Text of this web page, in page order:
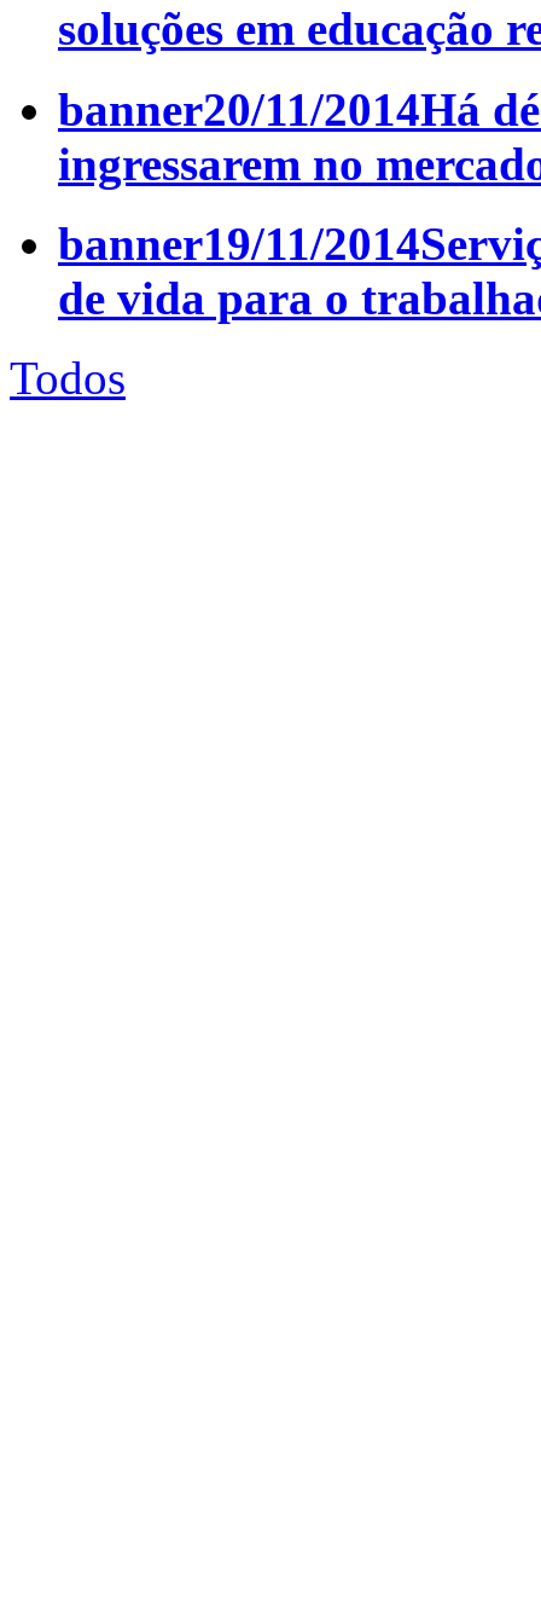
soluções em educação
banner20/11/2014Há
ingressarem no
banner19/11/2014
de vida para o
Todos